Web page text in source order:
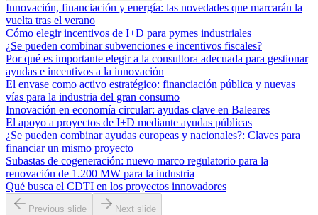
Innovación, financiación y energía: las novedades que marcarán la
vuelta tras el verano
Cómo elegir incentivos de I+D para pymes industriales
¿Se pueden combinar subvenciones e incentivos fiscales?
Por qué es importante elegir a la consultora adecuada para gestionar
ayudas e incentivos a la innovación
El envase como activo estratégico: financiación pública y nuevas
vías para la industria del gran consumo
Innovación en economía circular: ayudas clave en Baleares
El apoyo a proyectos de I+D mediante ayudas públicas
¿Se pueden combinar ayudas europeas y nacionales?: Claves para
financiar un mismo proyecto
Subastas de cogeneración: nuevo marco regulatorio para la
renovación de 1.200 MW para la industria
Qué busca el CDTI en los proyectos innovadores
Previous slide
Next slide